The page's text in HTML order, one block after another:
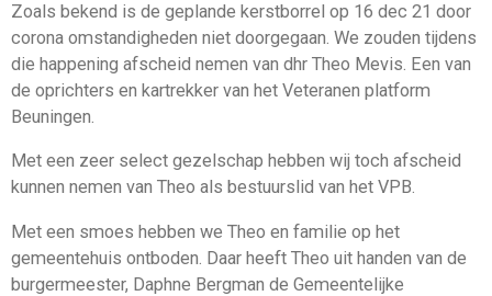
Zoals bekend is de geplande kerstborrel op 16 dec 21 door
corona omstandigheden niet doorgegaan. We zouden tijdens
die happening afscheid nemen van dhr Theo Mevis. Een van
de oprichters en kartrekker van het Veteranen platform
Beuningen.
Met een zeer select gezelschap hebben wij toch afscheid
kunnen nemen van Theo als bestuurslid van het VPB.
Met een smoes hebben we Theo en familie op het
gemeentehuis ontboden. Daar heeft Theo uit handen van de
burgermeester, Daphne Bergman de Gemeentelijke